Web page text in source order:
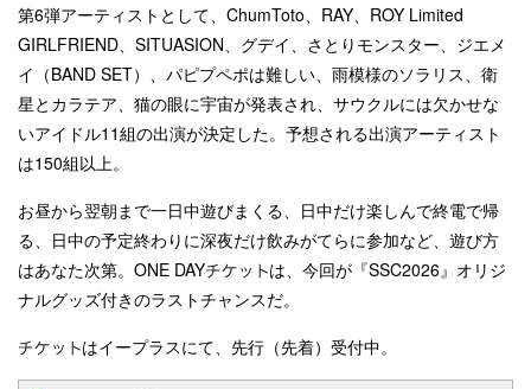
第6弾アーティストとして、ChumToto、RAY、ROY Limited
GIRLFRIEND、SITUASION、グデイ、さとりモンスター、ジエメ
イ（BAND SET）、パピプペポは難しい、雨模様のソラリス、衛
星とカラテア、猫の眼に宇宙が発表され、サウクルには欠かせな
いアイドル11組の出演が決定した。予想される出演アーティスト
は150組以上。
お昼から翌朝まで一日中遊びまくる、日中だけ楽しんで終電で帰
る、日中の予定終わりに深夜だけ飲みがてらに参加など、遊び方
はあなた次第。ONE DAY
は、今回が『SSC2026』オリジ
ナルグッズ付きのラストチャンスだ。
はイープラスにて、先行（先着）受付中。